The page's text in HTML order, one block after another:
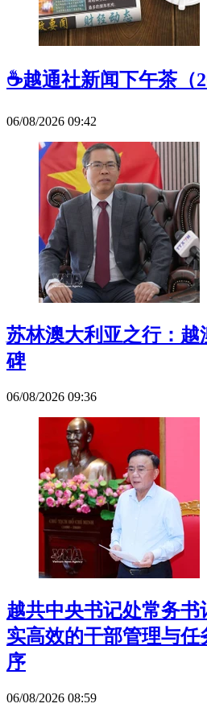
☕️越通社新闻下午茶（
06/08/2026 09:42
苏林澳大利亚之行：越
碑
06/08/2026 09:36
越共中央书记处常务
实高效的干部管理与
序
06/08/2026 08:59